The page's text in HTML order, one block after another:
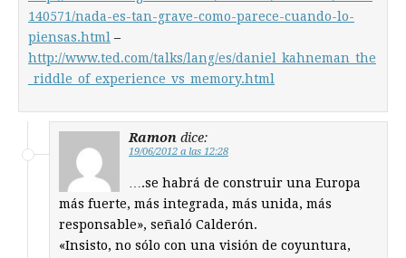
140571/nada-es-tan-grave-como-parece-cuando-lo-
piensas.html –
http://www.ted.com/talks/lang/es/daniel_kahneman_the
_riddle_of_experience_vs_memory.html
Ramon dice:
19/06/2012 a las 12:28
….se habrá de construir una Europa
más fuerte, más integrada, más unida, más
responsable», señaló Calderón.
«Insisto, no sólo con una visión de coyuntura,